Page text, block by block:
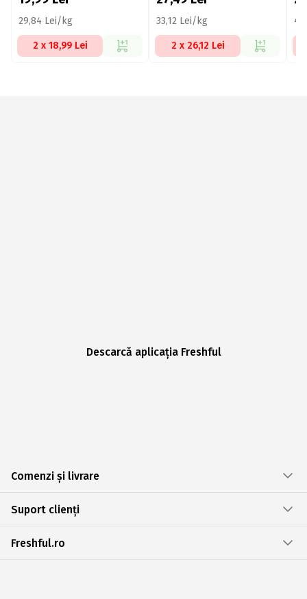
29,84 Lei/kg
2 x 18,99 Lei
33,12 Lei/kg
2 x 26,12 Lei
Descarcă aplicația Freshful
Comenzi și livrare
Suport clienți
Freshful.ro